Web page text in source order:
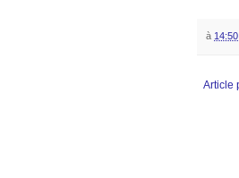
à 14:50
Article